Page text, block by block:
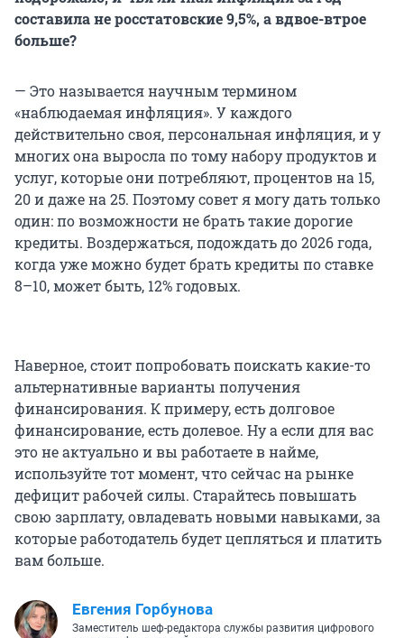
составила не росстатовские 9,5%, а вдвое-втрое
больше?
— Это называется научным термином
«наблюдаемая инфляция». У каждого
действительно своя, персональная инфляция, и у
многих она выросла по тому набору продуктов и
услуг, которые они потребляют, процентов на 15,
20 и даже на 25. Поэтому совет я могу дать только
один: по возможности не брать такие дорогие
кредиты. Воздержаться, подождать до 2026 года,
когда уже можно будет брать кредиты по ставке
8–10, может быть, 12% годовых.
Наверное, стоит попробовать поискать какие-то
альтернативные варианты получения
финансирования. К примеру, есть долговое
финансирование, есть долевое. Ну а если для вас
это не актуально и вы работаете в найме,
используйте тот момент, что сейчас на рынке
дефицит рабочей силы. Старайтесь повышать
свою зарплату, овладевать новыми навыками, за
которые работодатель будет цепляться и платить
вам больше.
Евгения Горбунова
Заместитель шеф-редактора службы развития цифрового